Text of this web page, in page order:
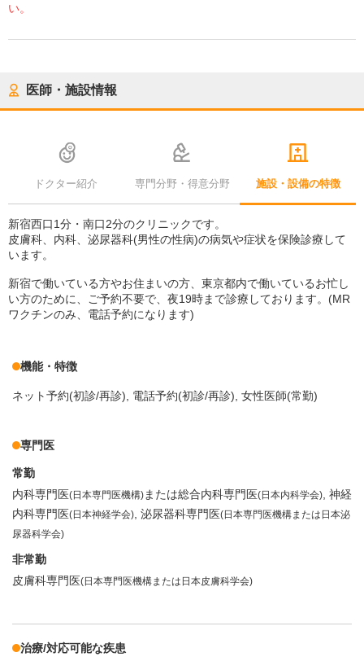
い。
医師・施設情報
ドクター紹介 専門分野・得意分野 施設・設備の特徴
新宿西口1分・南口2分のクリニックです。
皮膚科、内科、泌尿器科(男性の性病)の病気や症状を保険診療して
います。
新宿で働いている方やお住まいの方、東京都内で働いているお忙し
い方のために、ご予約不要で、夜19時まで診療しております。(MR
ワクチンのみ、電話予約になります)
機能・特徴
ネット予約(初診/再診) 電話予約(初診/再診) 女性医師(常勤)
専門医
常勤
内科専門医(日本専門医機構) または総合内科専門医(日本内科学会) 神経
内科専門医(日本神経学会) 泌尿器科専門医(日本専門医機構または日本泌
尿器科学会)
非常勤
皮膚科専門医(日本専門医機構または日本皮膚科学会)
治療/対応可能な疾患